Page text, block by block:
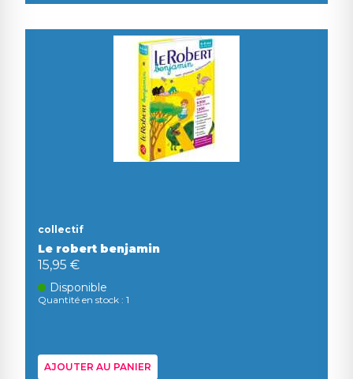
collectif
Le robert benjamin
15,95 €
Disponible
Quantité en stock : 1
AJOUTER AU PANIER